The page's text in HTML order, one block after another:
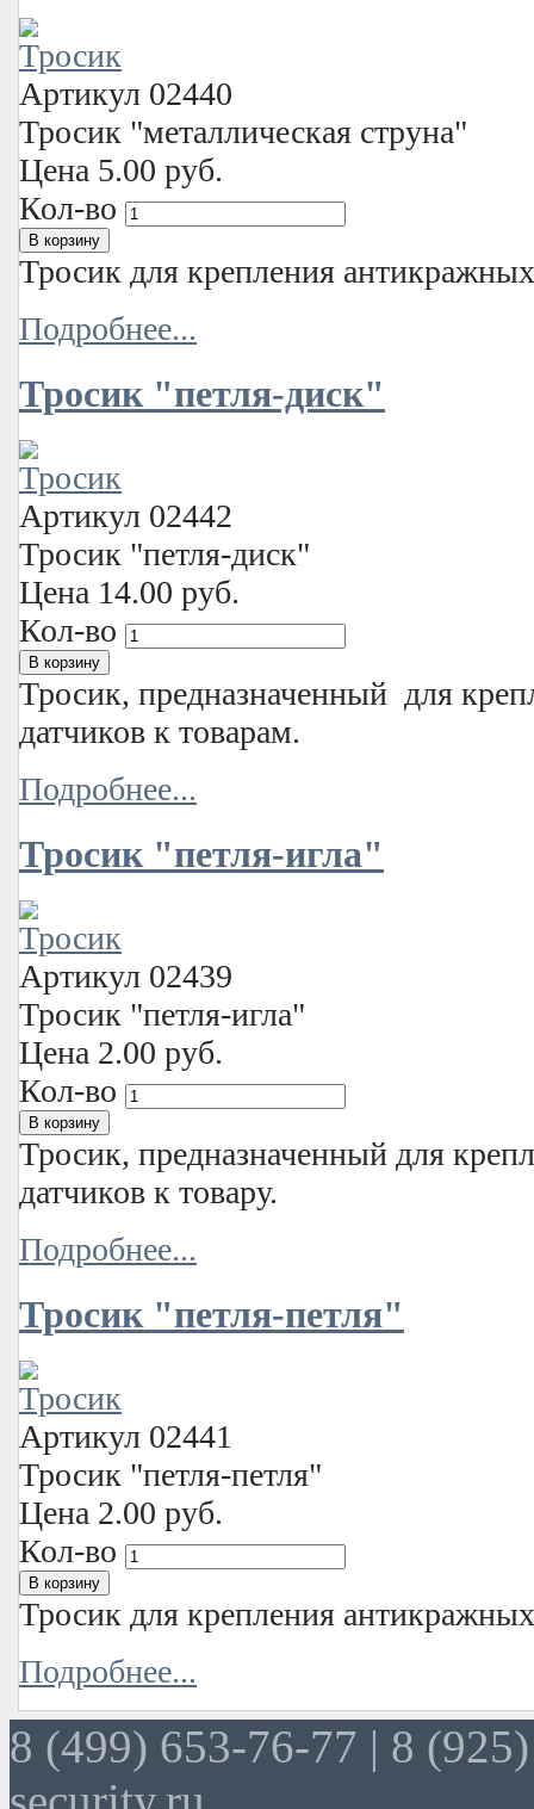
Артикул 02440
Тросик "металлическая струна"
Цена 5.00 руб.
Кол-во
Тросик для крепления
Подробнее...
Тросик "петля-диск"
Артикул 02442
Тросик "петля-диск"
Цена 14.00 руб.
Кол-во
Тросик, предназначенный для
датчиков к товарам.
Подробнее...
Тросик "петля-игла"
Артикул 02439
Тросик "петля-игла"
Цена 2.00 руб.
Кол-во
Тросик, предназначенный для
датчиков к товару.
Подробнее...
Тросик "петля-петля"
Артикул 02441
Тросик "петля-петля"
Цена 2.00 руб.
Кол-во
Тросик для крепления
Подробнее...
8 (499) 653-76-77 | 8